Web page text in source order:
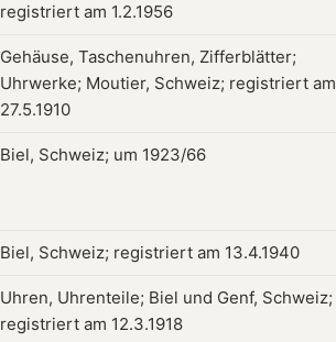
registriert am 1.2.1956
Gehäuse, Taschenuhren, Zifferblätter;
Uhrwerke; Moutier, Schweiz; registriert am
27.5.1910
Biel, Schweiz; um 1923/66
Biel, Schweiz; registriert am 13.4.1940
Uhren, Uhrenteile; Biel und Genf, Schweiz;
registriert am 12.3.1918